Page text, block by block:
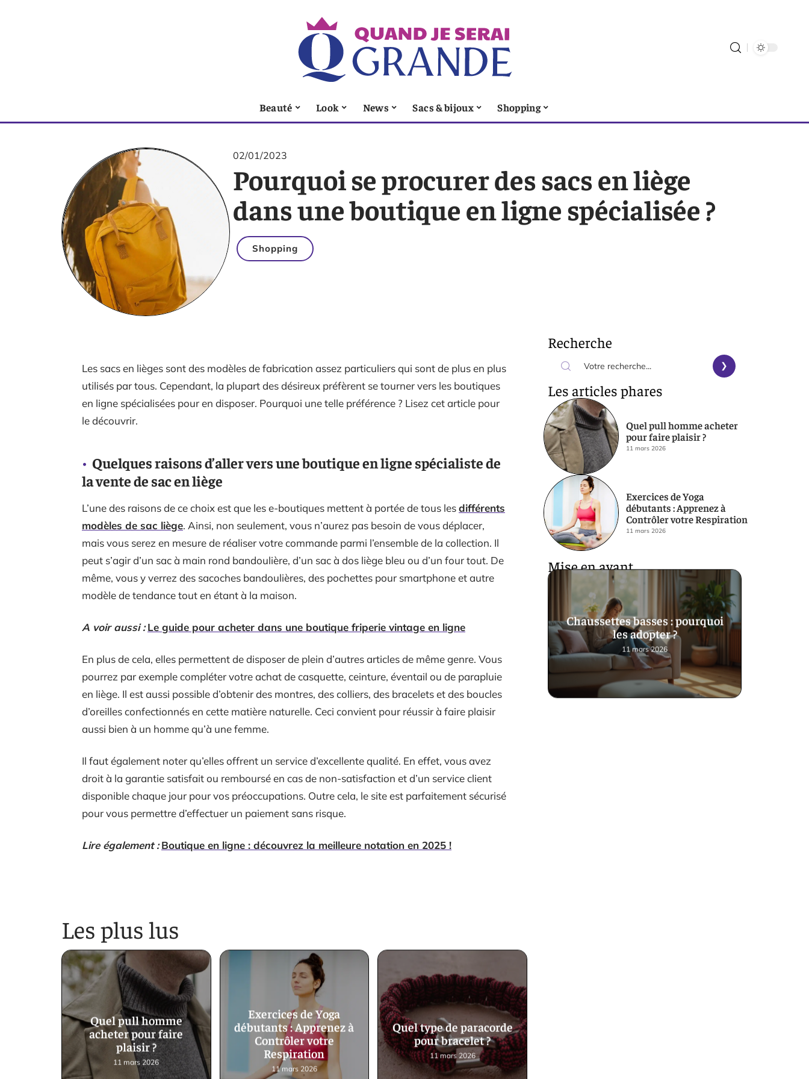
Beauté Look News Sacs & bijoux Shopping
02/01/2023
Pourquoi se procurer des sacs en liège
dans une boutique en ligne spécialisée ?
Shopping
Les sacs en lièges sont des modèles de fabrication assez particuliers qui sont de plus en plus
utilisés par tous. Cependant, la plupart des désireux préfèrent se tourner vers les boutiques
en ligne spécialisées pour en disposer. Pourquoi une telle préférence ? Lisez cet article pour
le découvrir.
Quelques raisons d’aller vers une boutique en ligne spécialiste de
la vente de sac en liège
L’une des raisons de ce choix est que les e-boutiques mettent à portée de tous lesdifférents
modèles de sac liège. Ainsi, non seulement, vous n’aurez pas besoin de vous déplacer,
mais vous serez en mesure de réaliser votre commande parmi l’ensemble de la collection. Il
peut s’agir d’un sac à main rond bandoulière, d’un sac à dos liège bleu ou d’un four tout. De
même, vous y verrez des sacoches bandoulières, des pochettes pour smartphone et autre
modèle de tendance tout en étant à la maison.
A voir aussi : Le guide pour acheter dans une boutique friperie vintage en ligne
En plus de cela, elles permettent de disposer de plein d’autres articles de même genre. Vous
pourrez par exemple compléter votre achat de casquette, ceinture, éventail ou de parapluie
en liège. Il est aussi possible d’obtenir des montres, des colliers, des bracelets et des boucles
d’oreilles confectionnés en cette matière naturelle. Ceci convient pour réussir à faire plaisir
aussi bien à un homme qu’à une femme.
Il faut également noter qu’elles offrent un service d’excellente qualité. En effet, vous avez
droit à la garantie satisfait ou remboursé en cas de non-satisfaction et d’un service client
disponible chaque jour pour vos préoccupations. Outre cela, le site est parfaitement sécurisé
pour vous permettre d’effectuer un paiement sans risque.
Lire également : Boutique en ligne : découvrez la meilleure notation en 2025 !
Les plus lus
Quel pull homme
acheter pour faire
plaisir ?
11 mars 2026
Exercices de Yoga
débutants : Apprenez à
Contrôler votre
Respiration
11 mars 2026
Quel type de paracorde
pour bracelet ?
11 mars 2026
Recherche
Les articles phares
Quel pull homme acheter
pour faire plaisir ?
11 mars 2026
Exercices de Yoga
débutants : Apprenez à
Contrôler votre Respiration
11 mars 2026
Mise en avant
Chaussettes basses : pourquoi
les adopter ?
11 mars 2026